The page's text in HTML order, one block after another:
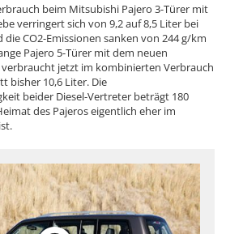
beim Mitsubishi Pajero 3-Türer mit
verringert sich von 9,2 auf 8,5 Liter bei
CO2-Emissionen sanken von 244 g/km
Pajero 5-Türer mit dem neuen
jetzt im kombinierten Verbrauch
bisher 10,6 Liter. Die
beider Diesel-Vertreter beträgt 180
des Pajeros eigentlich eher im